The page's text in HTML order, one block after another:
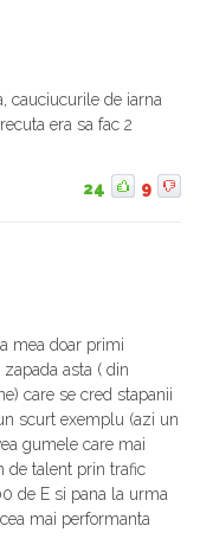
cauciucurile de iarna
era sa fac 2
24 9
mea doar primi
asta ( din
care se cred stapanii
scurt exemplu (azi un
gumele care mai
de talent prin trafic
de E si pana la urma
mai performanta